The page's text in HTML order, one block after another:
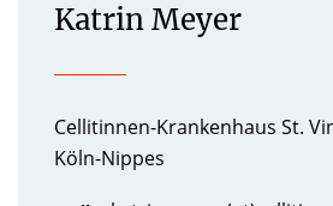
Katrin Meyer
Cellitinnen-Krankenhaus St.
Köln-Nippes